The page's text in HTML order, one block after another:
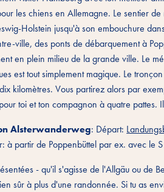
les chiens en Allemagne. Le sentier
Holstein jusqu'à son embouchure
ville, des ponts de débarquement à
en plein milieu de la grande ville. Le
est tout simplement magique. Le
kilomètres. Vous partirez alors par
toi et ton compagnon à quatre
Alsterwanderweg: Départ:
partir de Poppenbüttel par ex. avec le
- qu'il s'agisse de l'Allgäu ou de
sûr à plus d'une randonnée. Si tu as